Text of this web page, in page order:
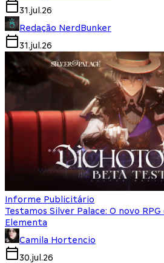
31.jul.26
Redação NerdBunker
31.jul.26
Informe Publicitário
Testamos Silver Palace: O novo
Elementa
Camila Hortencio
30.jul.26